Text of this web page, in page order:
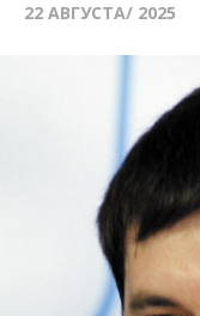
22 АВГУСТА/ 2025